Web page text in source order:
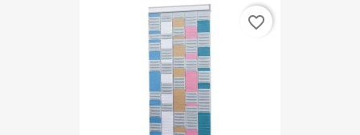
favorite_border